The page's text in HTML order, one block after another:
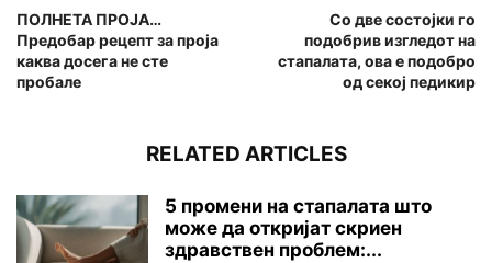
ПОЛНЕТА ПРОЈА…
Предобар рецепт за проја
каква досега не сте
пробале
Со две состојки го
подобрив изгледот на
стапалата, ова е подобро
од секој педикир
RELATED ARTICLES
5 промени на стапалата што
може да откријат скриен
здравствен проблем:...